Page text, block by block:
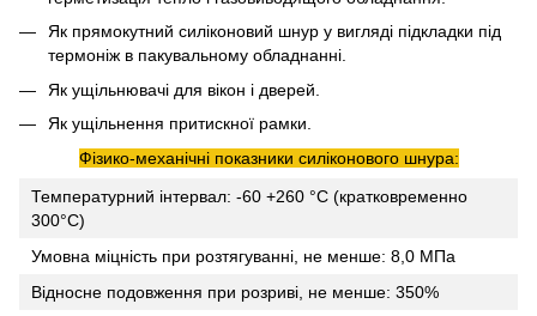
Як прямокутний силіконовий шнур у вигляді підкладки під
термоніж в пакувальному обладнанні.
Як ущільнювачі для вікон і дверей.
Як ущільнення притискної рамки.
Фізико-механічні показники силіконового шнура:
Температурний інтервал: -60 +260 °C (кратковременно
300°C)
Умовна міцність при розтягуванні, не менше: 8,0 МПа
Відносне подовження при розриві, не менше: 350%